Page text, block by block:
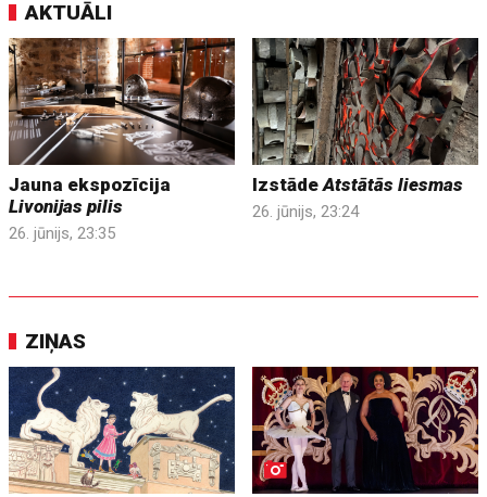
AKTUĀLI
Jauna ekspozīcija
Livonijas pilis
26. jūnijs, 23:35
IzstādeAtstātās liesmas
26. jūnijs, 23:24
ZIŅAS